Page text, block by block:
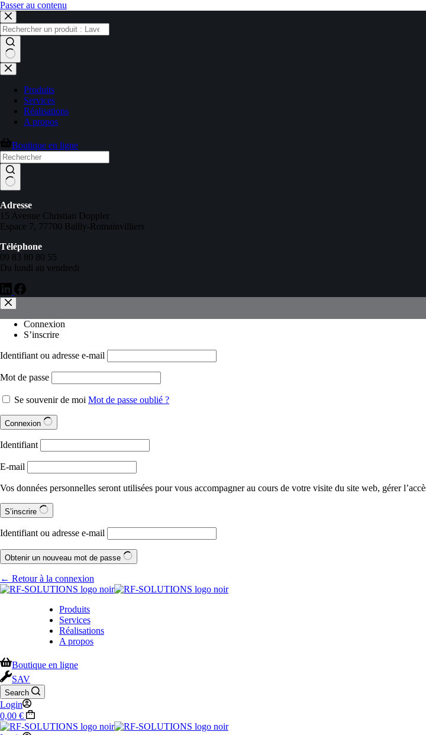
Passer au contenu
Produits
Services
Réalisations
A propos
Boutique en ligne
Adresse
15 Avenue Christian Doppler
Espace 7, 77700 Bailly-Romainvilliers
Téléphone
09 83 80 80 55
Du lundi au vendredi
Connexion
S’inscrire
Identifiant ou adresse e-mail
Mot de passe
Se souvenir de moi Mot de passe oublié ?
Connexion
Identifiant
E-mail
Vos données personnelles seront utilisées pour vous accompagner au cours de votre visite du site web, gérer
S’inscrire
Identifiant ou adresse e-mail
Obtenir un nouveau mot de passe
← Retour à la connexion
Produits
Services
Réalisations
A propos
Boutique en ligne
SAV
Search
Login
0,00 €